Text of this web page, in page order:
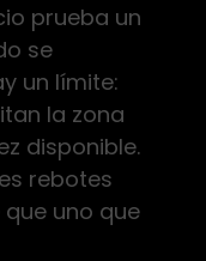
prueba un
se
un límite:
la zona
disponible.
rebotes
uno que